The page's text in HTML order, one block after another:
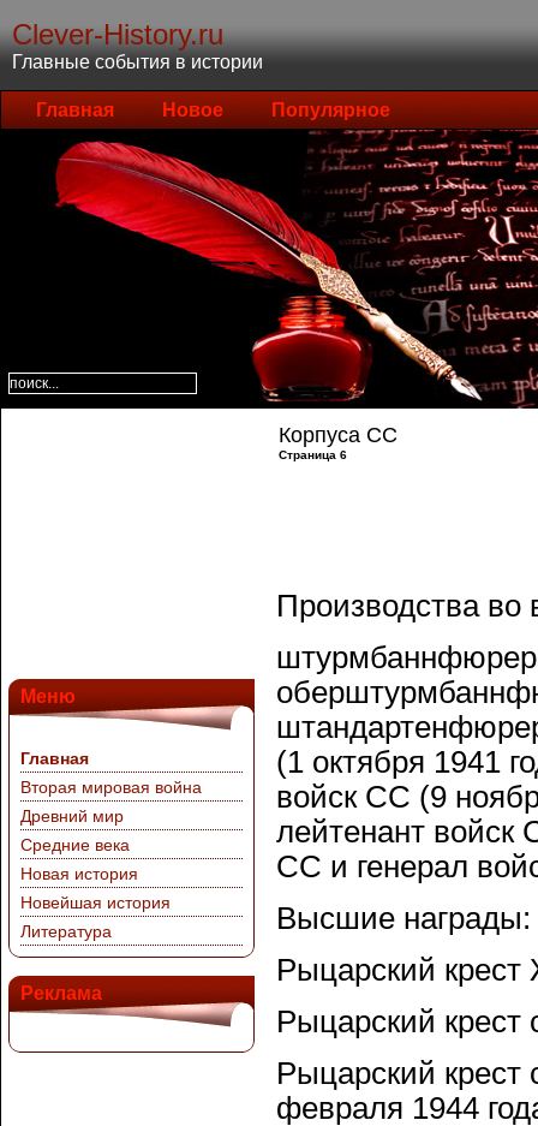
Clever-History.ru
Главные события в истории
Главная Новое Популярное
Меню
Главная
Вторая мировая война
Древний мир
Средние века
Новая история
Новейшая история
Литература
Реклама
Корпуса СС
Страница 6
Производства
штурмбаннфюрер
(1 октября 1941
войск СС (9
лейтенант войск
СС и генерал
Высшие награды:
Рыцарский крест
Рыцарский крест
Рыцарский
февраля 1944